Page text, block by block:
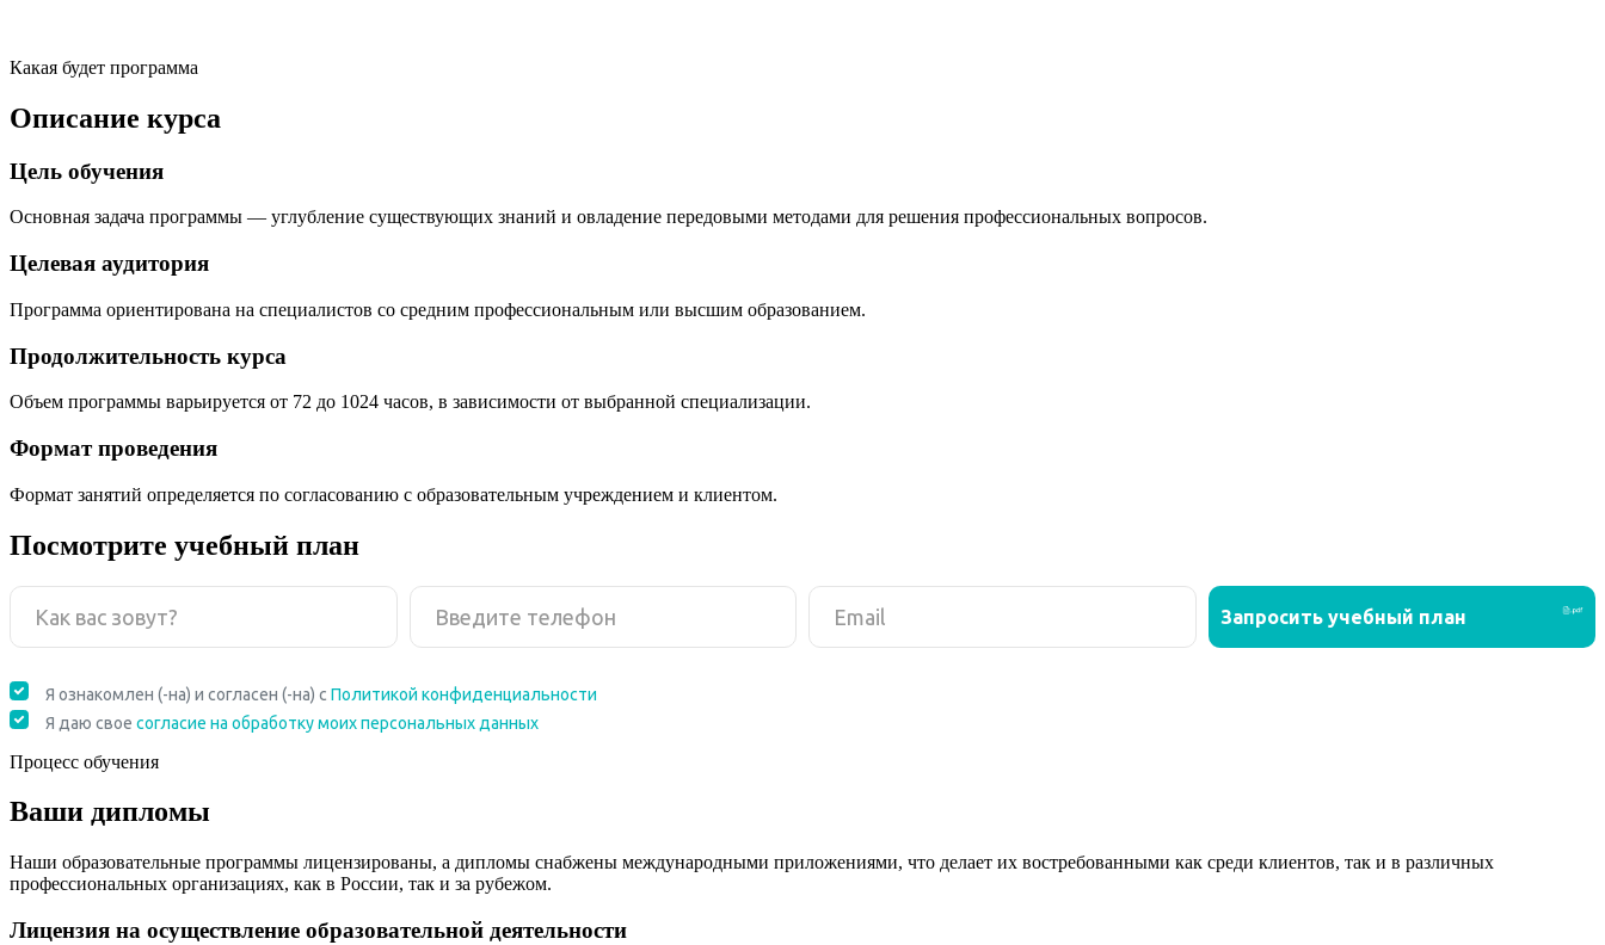
Какая будет программа
Описание курса
Цель обучения
Основная задача программы — углубление существующих знаний и овладение передовыми методами для решения профессиональных вопросов.
Целевая аудитория
Программа ориентирована на специалистов со средним профессиональным или высшим образованием.
Продолжительность курса
Объем программы варьируется от 72 до 1024 часов, в зависимости от выбранной специализации.
Формат проведения
Формат занятий определяется по согласованию с образовательным учреждением и клиентом.
Посмотрите учебный план
Процесс обучения
Ваши дипломы
Наши образовательные программы лицензированы, а дипломы снабжены международными приложениями, что делает их востребованными как среди клиентов, так и в различных
профессиональных организациях, как в России, так и за рубежом.
Лицензия на осуществление образовательной деятельности